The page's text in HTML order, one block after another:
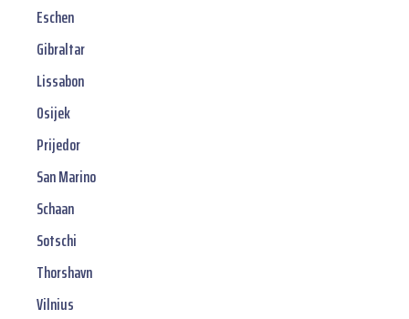
Eschen
Gibraltar
Lissabon
Osijek
Prijedor
San Marino
Schaan
Sotschi
Thorshavn
Vilnius